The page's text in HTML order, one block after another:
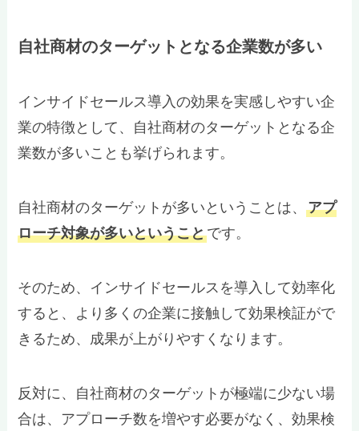
自社商材のターゲットとなる企業数が多い
インサイドセールス導入の効果を実感しやすい企
業の特徴として、自社商材のターゲットとなる企
業数が多いことも挙げられます。
自社商材のターゲットが多いということは、アプ
ローチ対象が多いということです。
そのため、インサイドセールスを導入して効率化
すると、より多くの企業に接触して効果検証がで
きるため、成果が上がりやすくなります。
反対に、自社商材のターゲットが極端に少ない場
合は、アプローチ数を増やす必要がなく、効果検